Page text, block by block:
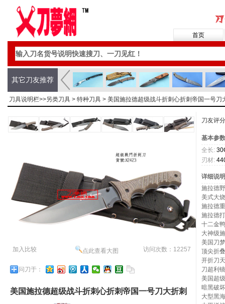
首页
其它刀友推荐
刀具说明栏>>另类刀具 > 特种刀具 > 美国施拉德超级战斗折刺心折刺帝国一号
加入比较 点此查看大图 访问次数：12257
问刀于：
美国施拉德超级战斗折刺心折刺帝国一号刀大折刺
刀友评
基本参数
全长:
刃材:
详细说明
施拉德
美式大
施拉德
施拉德
十二金
大神级
美国刀
顶尖折
开折刀
刀超利
美国超
暗黑破
大型黑